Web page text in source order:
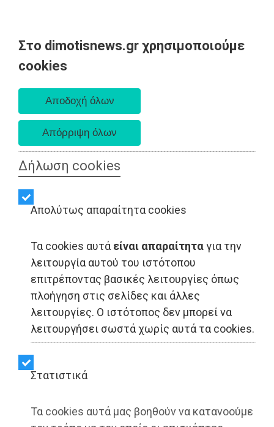
Στο dimotisnews.gr χρησιμοποιούμε
cookies
Δήλωση cookies
Απολύτως απαραίτητα cookies
Τα cookies αυτά είναι απαραίτηταγια την
λειτουργία αυτού του ιστότοπου
επιτρέποντας βασικές λειτουργίες όπως
πλοήγηση στις σελίδες και άλλες
λειτουργίες. Ο ιστότοπος δεν μπορεί να
λειτουργήσει σωστά χωρίς αυτά τα cookies.
Στατιστικά
Τα cookies αυτά μας βοηθούν να κατανοούμε
ΑΥΤΟΔΙΟΙΚΗΣΗ - Παιανία
Παιανία: Συνάντηση Μάδη
- Μενδώνη για το
«Κουτούκι»
Share: